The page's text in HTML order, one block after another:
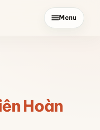
Menu
Hoàn